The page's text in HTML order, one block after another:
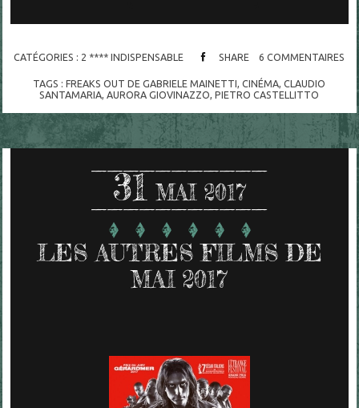
CATÉGORIES : 2 **** INDISPENSABLE SHARE 6 COMMENTAIRES
TAGS :FREAKS OUT DE GABRIELE MAINETTI ,CINÉMA ,CLAUDIO
SANTAMARIA AURORA GIOVINAZZO ,PIETRO CASTELLITTO
31 MAI 2017
LES AUTRES FILMS DE
MAI 2017